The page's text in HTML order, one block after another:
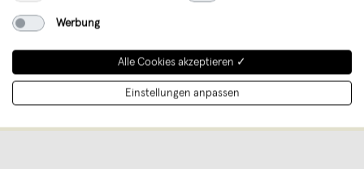
photografische Poster, Postkarten,
Schmuck & Dinge, die das Leben noch
schöner machen. Handmade in Germany!
Werbung
Alle Cookies akzeptieren ✓
Einstellungen anpassen